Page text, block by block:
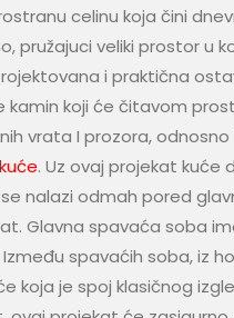
celinu koja čini
pružajuci veliki prostor u
i praktična
koji će čitavom
vrata I prozora,
. Uz ovaj projekat
nalazi odmah pored
Glavna spavaća soba
spavaćih soba, iz
koja je spoj klasičnog